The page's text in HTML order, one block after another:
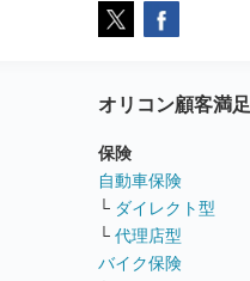
オリコン顧客満
保険
自動車保険
└ ダイレクト型
└ 代理店型
バイク保険